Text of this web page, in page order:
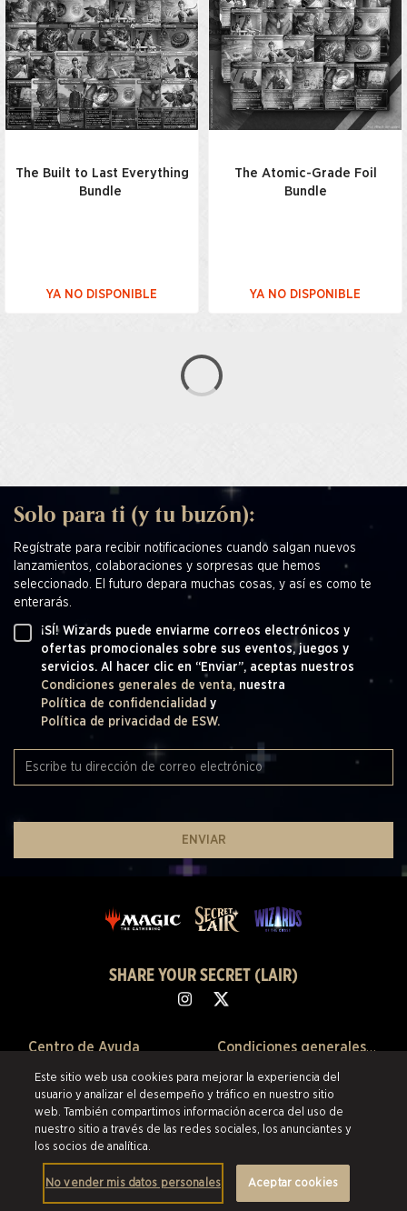
The Built to Last Everything
Bundle
YA NO DISPONIBLE
The Atomic-Grade Foil
Bundle
YA NO DISPONIBLE
Solo para ti (y tu buzón):
Regístrate para recibir notificaciones cuando salgan nuevos
lanzamientos, colaboraciones y sorpresas que hemos
seleccionado. El futuro depara muchas cosas, y así es como te
enterarás.
¡SÍ! Wizards puede enviarme correos electrónicos y
ofertas promocionales sobre sus eventos, juegos y
servicios. Al hacer clic en “Enviar”, aceptas nuestros
Condiciones generales de venta, nuestra
Política de confidencialidad y
Política de privacidad de ESW.
ENVIAR
SHARE YOUR SECRET (LAIR)
Centro de Ayuda
Sobre Nosotros
Ventas Anteriores
Preferencias de Cookies
Condiciones generales de venta
Política de confidencialidad
Política de devoluciones
©2026 Scalefast Inc. (que opera como ESW). Todos los derechos
reservados. Las marcas citadas son propiedad de sus respectivos dueños
Este sitio web usa cookies para mejorar la experiencia del
usuario y analizar el desempeño y tráfico en nuestro sitio
web. También compartimos información acerca del uso de
nuestro sitio a través de las redes sociales, los anunciantes y
los socios de analítica.
No vender mis datos personales Aceptar cookies